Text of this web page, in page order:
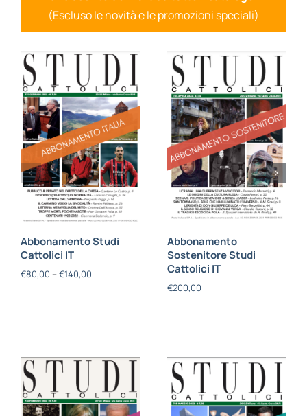
(Escluso le novità e le promozioni speciali)
Abbonamento Studi
Cattolici IT
€80,00 – €140,00
Abbonamento
Sostenitore Studi
Cattolici IT
€200,00